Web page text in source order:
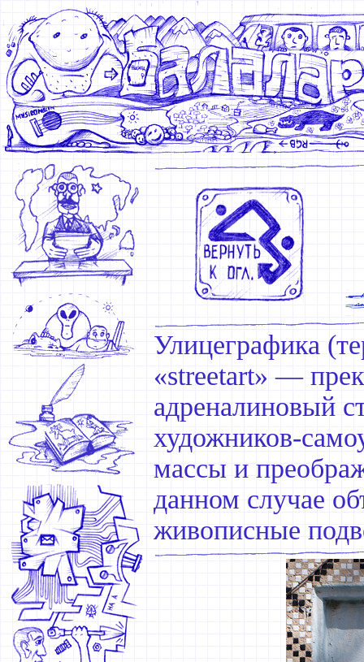
Улицеграфика
«streetart» —
адреналиновый
художников-
массы и
данном случае
живописные